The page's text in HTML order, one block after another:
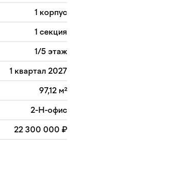
1 корпус
1 секция
1/5 этаж
1 квартал 2027
97,12 м²
2-Н-офис
22 300 000 ₽